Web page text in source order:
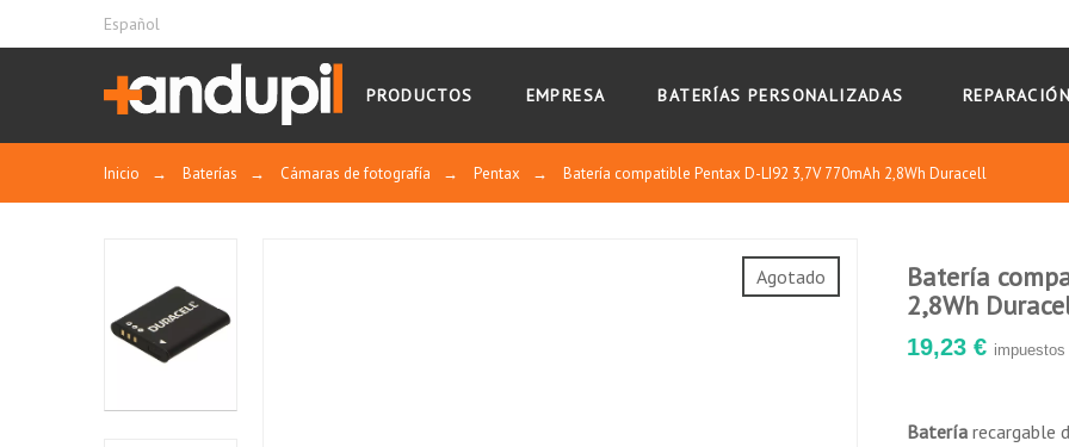
Español
PRODUCTOS EMPRESA BATERÍAS PERSONALIZADAS
Inicio → Baterías → Cámaras de fotografía → Pentax → Batería compatible Pentax D-LI92 3,7V 770mAh 2,8Wh Duracell
Agotado
Batería
2,8Wh
19,23 €
Bateríarecargable